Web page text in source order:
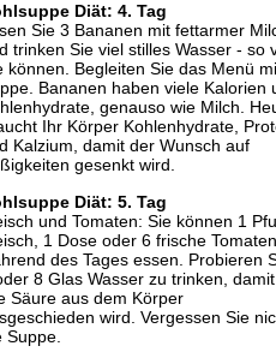
Diät: 4. Tag
Sie 3 Bananen mit fettarmer
trinken Sie viel stilles Wasser - so
können. Begleiten Sie das Menü
Bananen haben viele Kalorien
genauso wie Milch.
Ihr Körper Kohlenhydrate,
Kalzium, damit der Wunsch auf
gesenkt wird.
Diät: 5. Tag
und Tomaten: Sie können 1
1 Dose oder 6 frische Tomaten
des Tages essen. Probieren
8 Glas Wasser zu trinken, damit
Säure aus dem Körper
wird. Vergessen Sie
Suppe.